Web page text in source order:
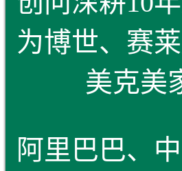
为博世、赛
美克美
阿里巴巴、